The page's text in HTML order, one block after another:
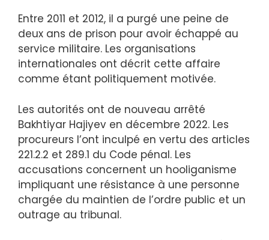
Entre 2011 et 2012, il a purgé une peine de
deux ans de prison pour avoir échappé au
service militaire. Les organisations
internationales ont décrit cette affaire
comme étant politiquement motivée.
Les autorités ont de nouveau arrêté
Bakhtiyar Hajiyev en décembre 2022. Les
procureurs l’ont inculpé en vertu des articles
221.2.2 et 289.1 du Code pénal. Les
accusations concernent un hooliganisme
impliquant une résistance à une personne
chargée du maintien de l’ordre public et un
outrage au tribunal.